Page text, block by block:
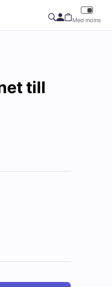
Med moms
till